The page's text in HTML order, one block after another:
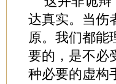
达真实。当伤
原。我们都能
要的，是不必
种必要的虚构